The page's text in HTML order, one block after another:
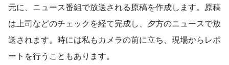
元に、ニュース番組で放送される原稿を作成します。原稿
は上司などのチェックを経て完成し、夕方のニュースで放
送されます。時には私もカメラの前に立ち、現場からレポ
ートを行うこともあります。